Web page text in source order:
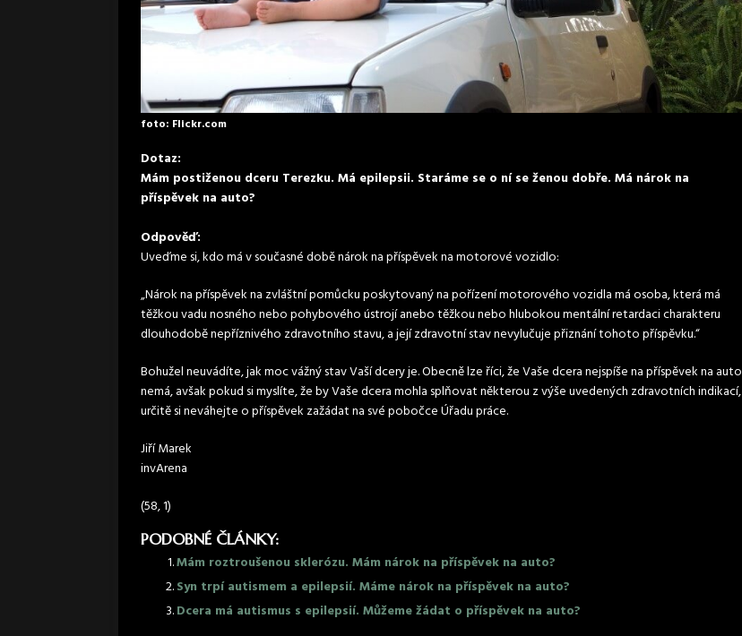
foto: Flickr.com
Dotaz:
Mám postiženou dceru Terezku. Má epilepsii. Staráme se o ní se ženou dobře. Má nárok na
příspěvek na auto?
Odpověď:
Uveďme si, kdo má v současné době nárok na příspěvek na motorové vozidlo:
„Nárok na příspěvek na zvláštní pomůcku poskytovaný na pořízení motorového vozidla má osoba, která má
těžkou vadu nosného nebo pohybového ústrojí anebo těžkou nebo hlubokou mentální retardaci charakteru
dlouhodobě nepříznivého zdravotního stavu, a její zdravotní stav nevylučuje přiznání tohoto příspěvku.“
Bohužel neuvádíte, jak moc vážný stav Vaší dcery je. Obecně lze říci, že Vaše dcera nejspíše na příspěvek na auto
nemá, avšak pokud si myslíte, že by Vaše dcera mohla splňovat některou z výše uvedených zdravotních indikací,
určitě si neváhejte o příspěvek zažádat na své pobočce Úřadu práce.
Jiří Marek
invArena
(58, 1)
PODOBNÉ ČLÁNKY:
Mám roztroušenou sklerózu. Mám nárok na příspěvek na auto?
Syn trpí autismem a epilepsií. Máme nárok na příspěvek na auto?
Dcera má autismus s epilepsií. Můžeme žádat o příspěvek na auto?